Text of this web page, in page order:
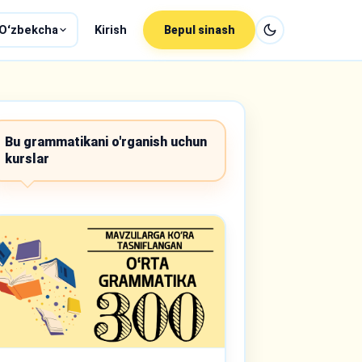
Kirish Bepul sinash
Bu grammatikani o'rganish uchun
kurslar